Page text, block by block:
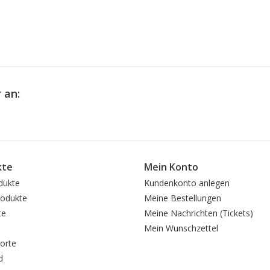
Mein Konto
Kundenkonto anlegen
Meine Bestellungen
Meine Nachrichten (Tickets)
Mein Wunschzettel